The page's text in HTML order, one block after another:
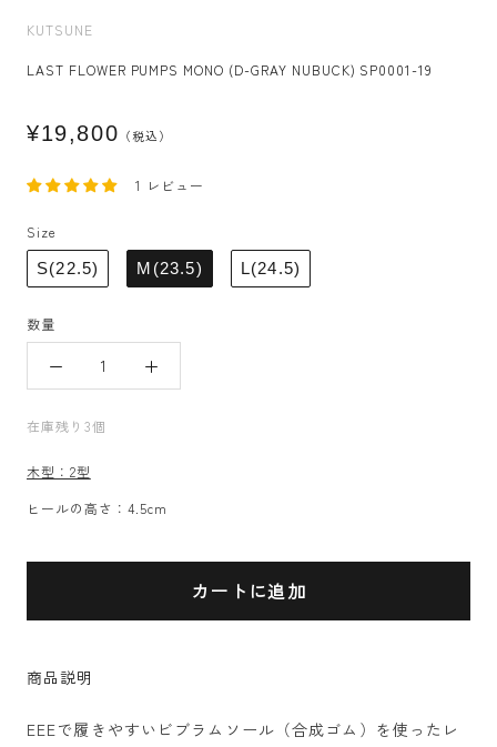
KUTSUNE
LAST FLOWER PUMPS MONO (D-GRAY NUBUCK) SP0001-19
¥19,800 （税込）
1 レビュー
Size
S(22.5)
M(23.5) L(24.5)
数量
在庫残り3個
木型：2型
ヒールの高さ：4.5cm
カートに追加
商品説明
EEEで履きやすいビブラムソール（合成ゴム）を使ったレ